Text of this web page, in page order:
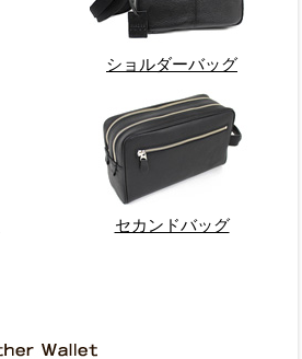
ショルダーバッグ
セカンドバッグ